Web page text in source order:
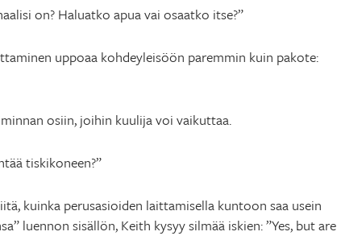
on? Haluatko apua vai osaatko itse?”
uppoaa kohdeyleisöön paremmin kuin pakote:
osiin, joihin kuulija voi vaikuttaa.
tiskikoneen?”
kuinka perusasioiden laittamisella kuntoon saa usein
luennon sisällön, Keith kysyy silmää iskien: ”Yes, but are